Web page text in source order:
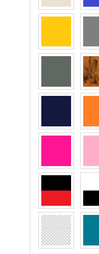
130
133
136
139
142
145
146
147